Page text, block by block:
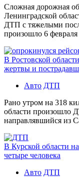
Сложная дорожная
Ленинградской
ДТП с тяжелыми
произошло 6
В Ростовской
жертвы и
Авто ДТП
Рано утром на 318
области произошло
направлявшийся из
В Курской области
четыре человека
Авто ДТП